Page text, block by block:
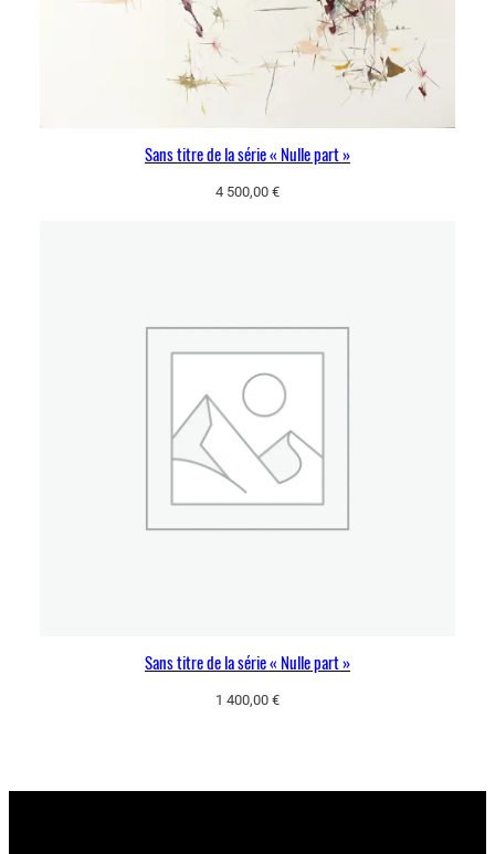
Sans titre de la série « Nulle part »
4 500,00 €
Sans titre de la série « Nulle part »
1 400,00 €